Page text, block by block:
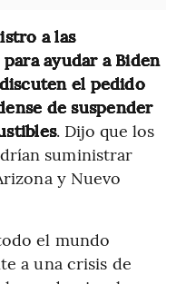
a las
ayudar a Biden
el pedido
de suspender
. Dijo que los
suministrar
y Nuevo
el mundo
a una crisis de